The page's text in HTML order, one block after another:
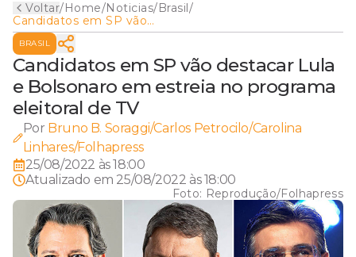
Voltar/Home/Noticias/Brasil/
Candidatos em SP vão
destacar Lula e Bolsonaro
em estreia no programa
eleitoral de TV
BRASIL
Candidatos em SP vão destacar Lula
e Bolsonaro em estreia no programa
eleitoral de TV
Por Bruno B. Soraggi/Carlos Petrocilo/Carolina
Linhares/Folhapress
25/08/2022 às 18:00
Atualizado em 25/08/2022 às 18:00
Foto: Reprodução/Folhapress